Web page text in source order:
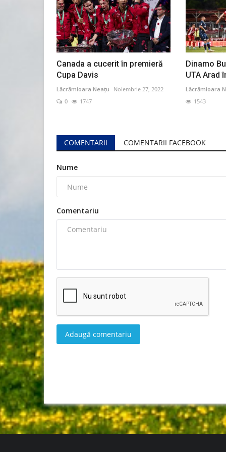
Canada a cucerit în premieră
Cupa Davis
Lăcrămioara Neațu
Noiembrie 27, 2022
0
1747
Dinamo
UTA Arad
Lăcrămioara
1543
COMENTARII COMENTARII FACEBOOK
Nume
Comentariu
Adaugă comentariu